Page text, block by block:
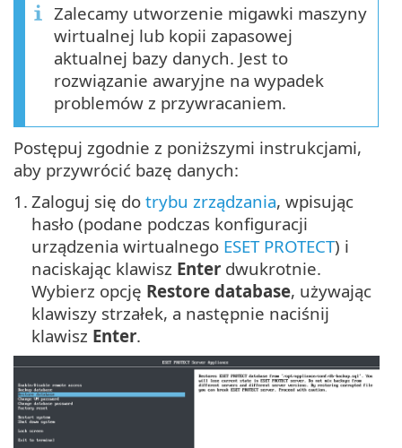
Zalecamy utworzenie migawki maszyny
wirtualnej lub kopii zapasowej
aktualnej bazy danych. Jest to
rozwiązanie awaryjne na wypadek
problemów z przywracaniem.
Postępuj zgodnie z poniższymi instrukcjami,
aby przywrócić bazę danych:
1. Zaloguj się do trybu zrządzania, wpisując
hasło (podane podczas konfiguracji
urządzenia wirtualnego ESET PROTECT) i
naciskając klawisz Enter dwukrotnie.
Wybierz opcję Restore database, używając
klawiszy strzałek, a następnie naciśnij
klawisz Enter.